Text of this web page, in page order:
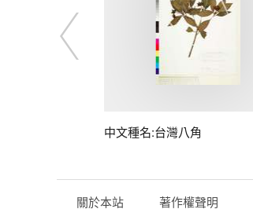
中文種名:台灣八角
關於本站 著作權聲明